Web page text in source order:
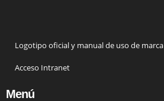
Logotipo oficial y manual de uso de marca
Acceso Intranet
Menú